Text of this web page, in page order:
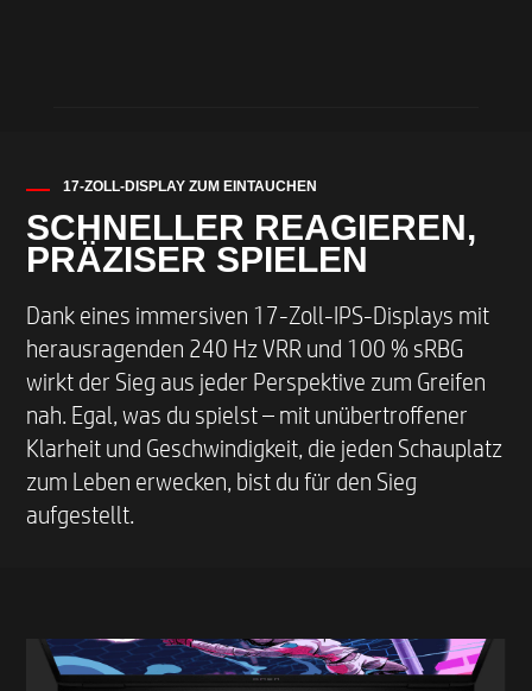
17-ZOLL-DISPLAY ZUM EINTAUCHEN
SCHNELLER REAGIEREN,
PRÄZISER SPIELEN
Dank eines immersiven 17-Zoll-IPS-Displays mit
herausragenden 240 Hz VRR und 100 % sRBG
wirkt der Sieg aus jeder Perspektive zum Greifen
nah. Egal, was du spielst – mit unübertroffener
Klarheit und Geschwindigkeit, die jeden Schauplatz
zum Leben erwecken, bist du für den Sieg
aufgestellt.